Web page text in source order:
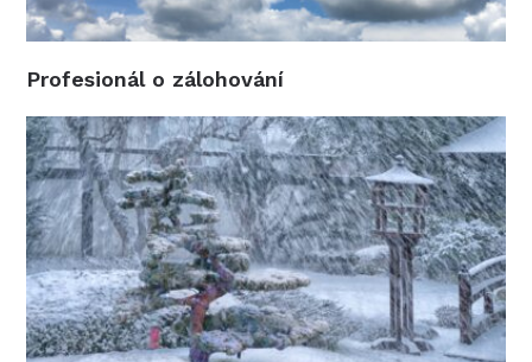
Profesionál o zálohování